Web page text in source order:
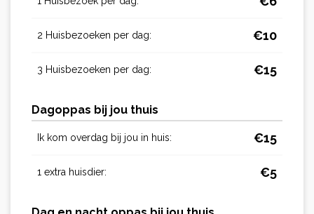
2 Huisbezoeken per dag: €10
3 Huisbezoeken per dag: €15
Dagoppas bij jou thuis
Ik kom overdag bij jou in huis: €15
1 extra huisdier: €5